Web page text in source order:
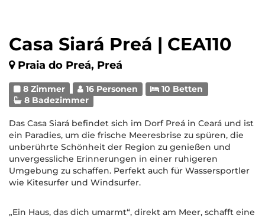
Casa Siará Preá | CEA110
Praia do Preá, Preá
8 Zimmer 16 Personen
10 Betten
8 Badezimmer
Das Casa Siará befindet sich im Dorf Preá in Ceará und ist
ein Paradies, um die frische Meeresbrise zu spüren, die
unberührte Schönheit der Region zu genießen und
unvergessliche Erinnerungen in einer ruhigeren
Umgebung zu schaffen. Perfekt auch für Wassersportler
wie Kitesurfer und Windsurfer.
„Ein Haus, das dich umarmt“, direkt am Meer, schafft eine